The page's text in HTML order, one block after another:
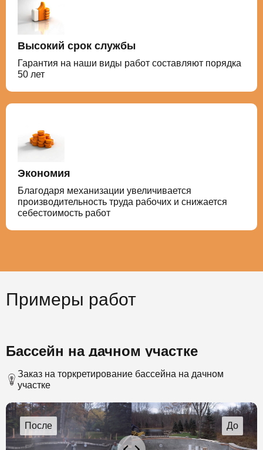
Высокий срок службы
Гарантия на наши виды работ составляют порядка
50 лет
Экономия
Благодаря механизации увеличивается
производительность труда рабочих и снижается
себестоимость работ
Примеры работ
Бассейн на дачном участке
Заказ на торкретирование бассейна на дачном
участке